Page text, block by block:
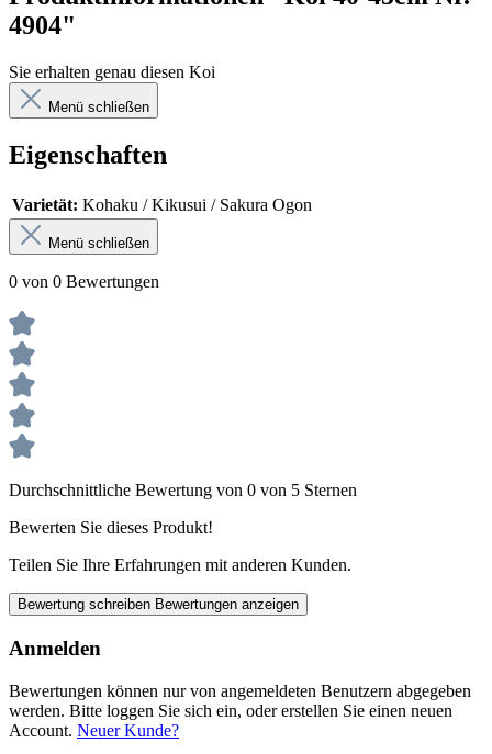
4904"
Sie erhalten genau diesen Koi
Menü schließen
Eigenschaften
Varietät: Kohaku / Kikusui / Sakura Ogon
Menü schließen
0 von 0 Bewertungen
Durchschnittliche Bewertung von 0 von 5 Sternen
Bewerten Sie dieses Produkt!
Teilen Sie Ihre Erfahrungen mit anderen Kunden.
Bewertung schreiben Bewertungen anzeigen
Anmelden
Bewertungen können nur von angemeldeten Benutzern abgegeben
werden. Bitte loggen Sie sich ein, oder erstellen Sie einen neuen
Account. Neuer Kunde?